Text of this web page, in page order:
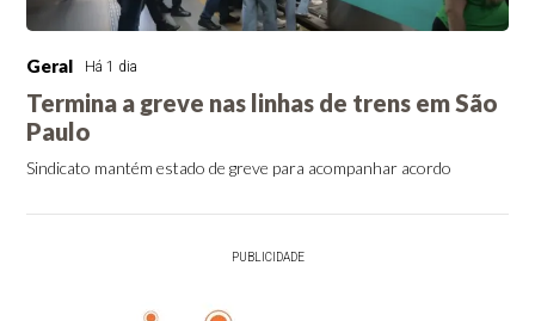
Geral Há 1 dia
Termina a greve nas linhas de trens em São
Paulo
Sindicato mantém estado de greve para acompanhar acordo
PUBLICIDADE